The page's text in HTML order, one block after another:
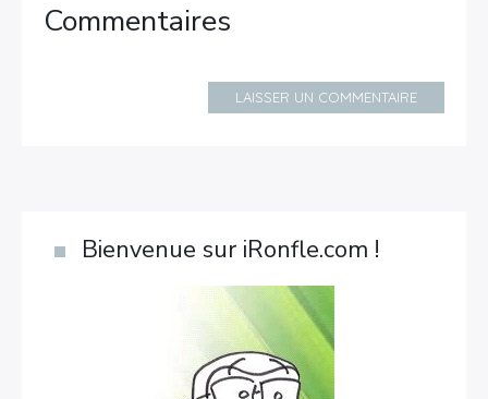
Commentaires
LAISSER UN COMMENTAIRE
Bienvenue sur iRonfle.com !